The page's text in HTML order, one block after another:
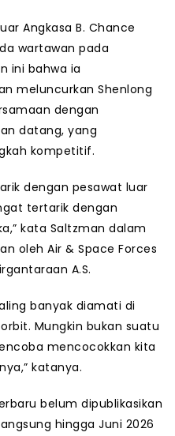
Angkasa B. Chance
wartawan pada
ini bahwa ia
meluncurkan Shenlong
dengan
datang, yang
kompetitif.
dengan pesawat luar
tertarik dengan
kata Saltzman dalam
oleh Air & Space Forces
A.S.
banyak diamati di
Mungkin bukan suatu
mencocokkan kita
katanya.
belum dipublikasikan
hingga Juni 2026